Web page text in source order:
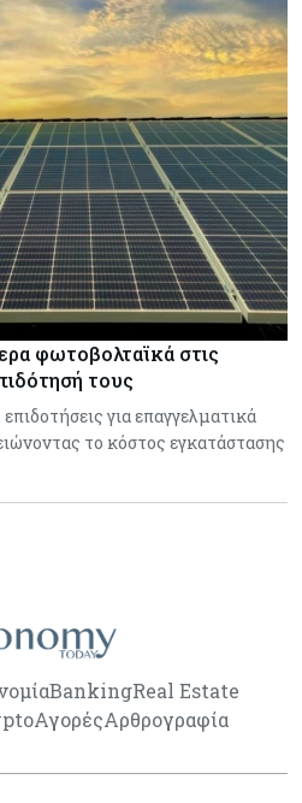
φωτοβολταϊκά στις
τους
για επαγγελματικά
το κόστος εγκατάστασης
BankingReal Estate
ΑγορέςΑρθρογραφία